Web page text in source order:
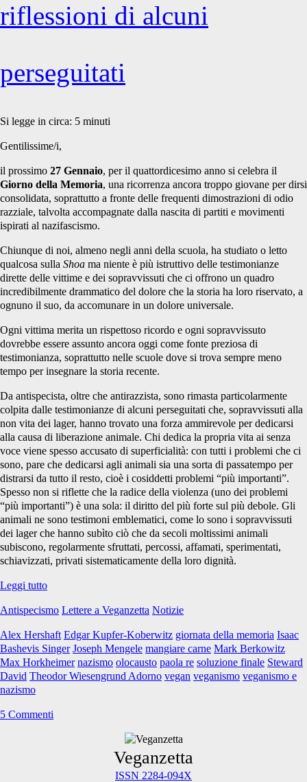
riflessioni di alcuni
perseguitati
Si legge in circa: 5 minuti
Gentilissime/i,
il prossimo 27 Gennaio, per il quattordicesimo anno si celebra il
Giorno della Memoria, una ricorrenza ancora troppo giovane per dirsi
consolidata, soprattutto a fronte delle frequenti dimostrazioni di odio
razziale, talvolta accompagnate dalla nascita di partiti e movimenti
ispirati al nazifascismo.
Chiunque di noi, almeno negli anni della scuola, ha studiato o letto
qualcosa sulla Shoa ma niente è più istruttivo delle testimonianze
dirette delle vittime e dei sopravvissuti che ci offrono un quadro
incredibilmente drammatico del dolore che la storia ha loro riservato, a
ognuno il suo, da accomunare in un dolore universale.
Ogni vittima merita un rispettoso ricordo e ogni sopravvissuto
dovrebbe essere assunto ancora oggi come fonte preziosa di
testimonianza, soprattutto nelle scuole dove si trova sempre meno
tempo per insegnare la storia recente.
Da antispecista, oltre che antirazzista, sono rimasta particolarmente
colpita dalle testimonianze di alcuni perseguitati che, sopravvissuti alla
non vita dei lager, hanno trovato una forza ammirevole per dedicarsi
alla causa di liberazione animale. Chi dedica la propria vita ai senza
voce viene spesso accusato di superficialità: con tutti i problemi che ci
sono, pare che dedicarsi agli animali sia una sorta di passatempo per
distrarsi da tutto il resto, cioè i cosiddetti problemi “più importanti”.
Spesso non si riflette che la radice della violenza (uno dei problemi
“più importanti”) è una sola: il diritto del più forte sul più debole. Gli
animali ne sono testimoni emblematici, come lo sono i sopravvissuti
dei lager che hanno subìto ciò che da secoli moltissimi animali
subiscono, regolarmente sfruttati, percossi, affamati, sperimentati,
schiavizzati, privati sistematicamente della loro dignità.
Leggi tuttoIl
della
riflessioni
di
alcuni
perseguitati
Antispecismo Lettere a Veganzetta Notizie
Alex Hershaft Edgar Kupfer-Koberwitz giornata della memoria Isaac
Bashevis Singer Joseph Mengele mangiare carne Mark Berkowitz
Max Horkheimer nazismo olocausto paola re soluzione finale Steward
David Theodor Wiesengrund Adorno vegan veganismo veganismo e
nazismo
5 Commenti
Veganzetta
ISSN 2284-094X